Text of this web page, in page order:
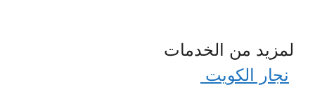
لمزيد من الخدمات
نجار الكويت